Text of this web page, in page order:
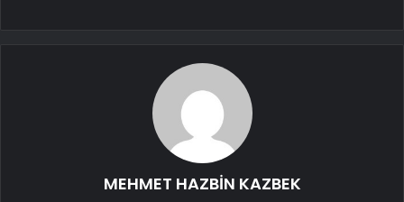
MEHMET HAZBİN KAZBEK